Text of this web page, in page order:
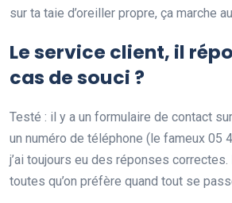
sur ta taie d’oreiller propre, ça marche
Le service client, il
cas de souci ?
Testé : il y a un formulaire de contact
un numéro de téléphone (le fameux 05
j’ai toujours eu des réponses
toutes qu’on préfère quand tout se